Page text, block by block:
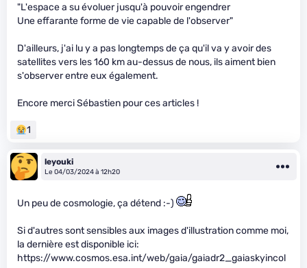
"L'espace a su évoluer jusqu'à pouvoir engendrer
Une effarante forme de vie capable de l'observer"
D'ailleurs, j'ai lu y a pas longtemps de ça qu'il va y avoir des
satellites vers les 160 km au-dessus de nous, ils aiment bien
s'observer entre eux également.
Encore merci Sébastien pour ces articles !
1
leyouki
Le 04/03/2024 à 12h20
Un peu de cosmologie, ça détend :-)
Si d'autres sont sensibles aux images d'illustration comme moi,
la dernière est disponible ici:
https://www.cosmos.esa.int/web/gaia/gaiadr2_gaiaskyincol